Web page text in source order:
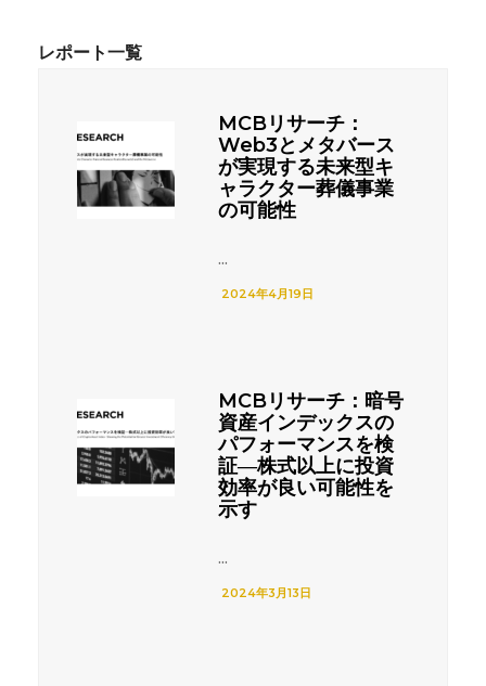
MCBリサーチ：
Web3とメタバース
が実現する未来型キ
ャラクター葬儀事業
の可能性
...
2024年4月19日
MCBリサーチ：暗号
資産インデックスの
パフォーマンスを検
証―株式以上に投資
効率が良い可能性を
示す
...
2024年3月13日